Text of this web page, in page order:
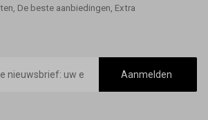
De beste aanbiedingen, Extra
Aanmelden